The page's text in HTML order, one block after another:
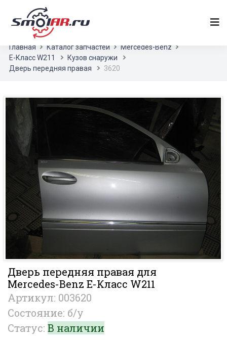
Главная Каталог запчастей
Mercedes-Benz
E-Класс W211
Кузов снаружи
Дверь передняя правая
3620
Дверь передняя правая для
Mercedes-Benz E-Класс W211
Артикул: 003620
Состояние: б/у
Статус: В наличии